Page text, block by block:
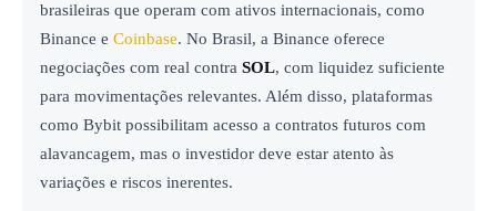
brasileiras que operam com ativos internacionais, como
Binance e Coinbase. No Brasil, a Binance oferece
negociações com real contra SOL, com liquidez suficiente
para movimentações relevantes. Além disso, plataformas
como Bybit possibilitam acesso a contratos futuros com
alavancagem, mas o investidor deve estar atento às
variações e riscos inerentes.